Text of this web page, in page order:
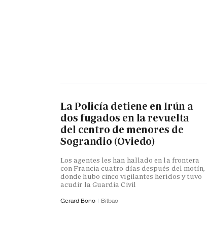
La Policía detiene en Irún a
dos fugados en la revuelta
del centro de menores de
Sograndio (Oviedo)
Los agentes les han hallado en la frontera
con Francia cuatro días después del motín,
donde hubo cinco vigilantes heridos y tuvo
acudir la Guardia Civil
Gerard Bono Bilbao